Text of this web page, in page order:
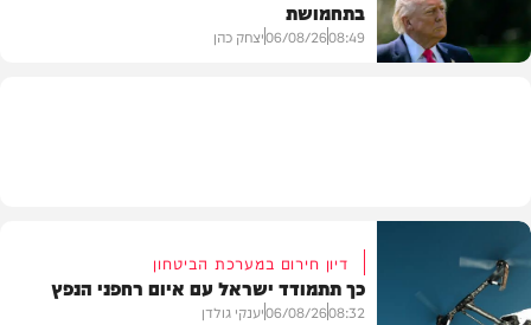
חדשות
בתחמושת
08:49
06/08/26יצחק כהן
דיון חירום במערכת הביטחון
כך תתמודד ישראל עם איום רחפני הנפץ
08:32
06/08/26יענקי גולדן